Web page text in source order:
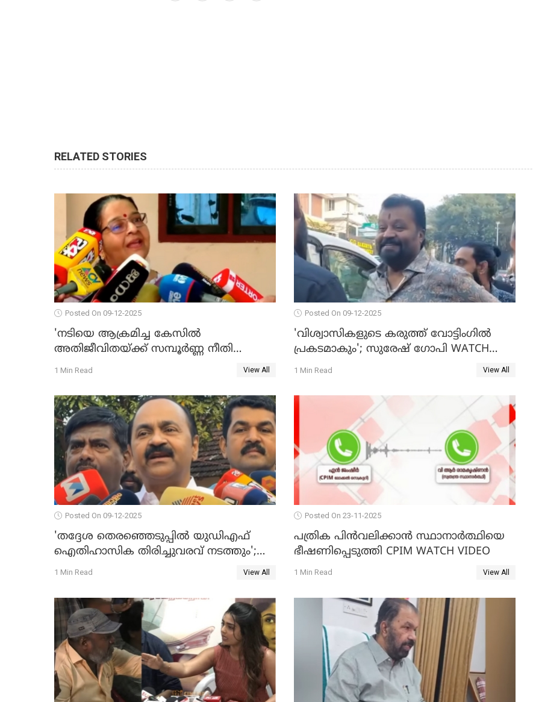
RELATED STORIES
Posted On 09-12-2025
'നടിയെ ആക്രമിച്ച കേസില്‍
അതിജീവിതയ്ക്ക് സമ്പൂര്‍ണ്ണ നീതി
ലഭിച്ചില്ല'; ഉമ തോമസ് MLA WATCH VIDEO
1 Min Read View All
Posted On 09-12-2025
'വിശ്വാസികളുടെ കരുത്ത് വോട്ടിംഗില്‍
പ്രകടമാകും'; സുരേഷ് ഗോപി WATCH
VIDEO
1 Min Read View All
Posted On 09-12-2025
'തദ്ദേശ തെരഞ്ഞെടുപ്പില്‍ യുഡിഎഫ്
ഐതിഹാസിക തിരിച്ചുവരവ് നടത്തും';
വിഡി സതീശന്‍ WATCH VIDEO
1 Min Read View All
Posted On 23-11-2025
പത്രിക പിന്‍വലിക്കാന്‍ സ്ഥാനാര്‍ത്ഥിയെ
ഭീഷണിപ്പെടുത്തി CPIM WATCH VIDEO
1 Min Read View All